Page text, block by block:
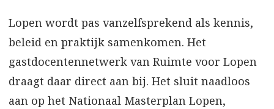
Lopen wordt pas vanzelfsprekend als kennis,
beleid en praktijk samenkomen. Het
gastdocentennetwerk van Ruimte voor Lopen
draagt daar direct aan bij. Het sluit naadloos
aan op het Nationaal Masterplan Lopen,